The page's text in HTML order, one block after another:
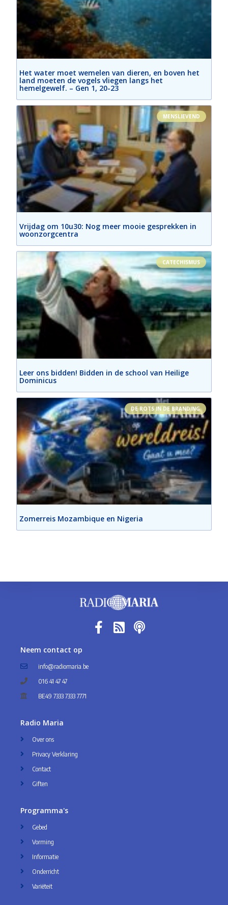
Het water moet wemelen van dieren, en boven het
land moeten de vogels vliegen langs het
hemelgewelf. – Gen 1, 20-23
MENSLIEVEND
Vrijdag om 10u30: Nog meer mooie gesprekken in
woonzorgcentra
CATECHISMUS
Leer ons bidden! Bidden in de school van Heilige
Dominicus
DE ROTS IN DE BRANDING
Zomerreis Mozambique en Nigeria
Neem contact op
info@radiomaria.be
016 41 47 47
BE49 7333 7333 7771
Radio Maria
Over ons
Privacy Verklaring
Contact
Giften
Programma's
Gebed
Vorming
Informatie
Onderricht
Variëteit